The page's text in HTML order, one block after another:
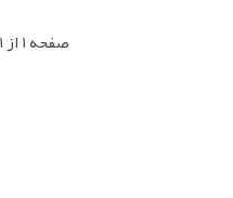
صفحه 1 از 1